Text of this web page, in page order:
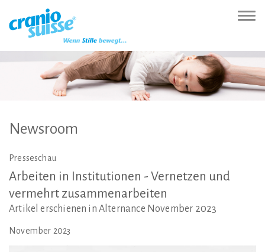
(Accesskey
Hauptnavigation
(Accesskey
Inhalt
(Accesskey
Sprachumschaltung
(Accesskey
Newsroom
Presseschau
Arbeiten in Institutionen - Vernetzen und
vermehrt zusammenarbeiten
Artikel erschienen in Alternance November 2023
November 2023